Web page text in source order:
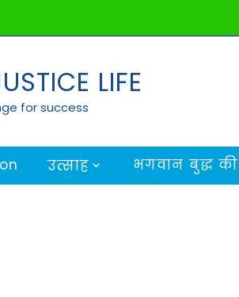
LIFE
for success
उत्साह भगवान बुद्ध